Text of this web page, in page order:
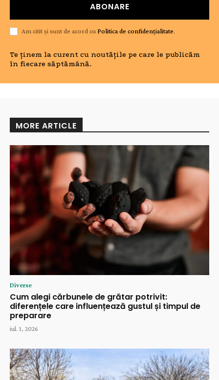
ABONARE
Am citit și sunt de acord cuPolitica de confidențialitate.
Te ținem la curent cu noutățile pe care le publicăm
în fiecare săptămână.
MORE ARTICLE
Diverse
Cum alegi cărbunele de grătar potrivit:
diferențele care influențează gustul și timpul de
preparare
iul. 1, 2026